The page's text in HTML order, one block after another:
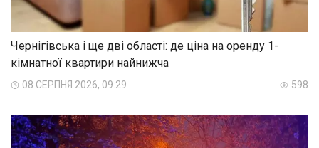
Чернігівська і ще дві області: де ціна на оренду 1-
кімнатної квартири найнижча
08 СЕРПНЯ 2026, 09:29 598